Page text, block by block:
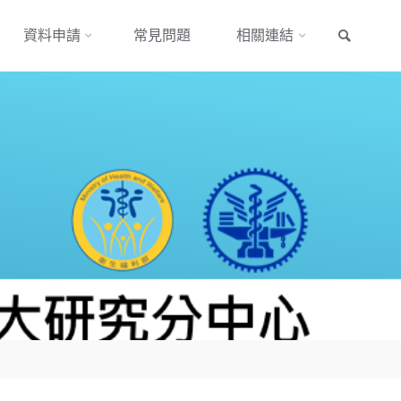
資料申請 常見問題 相關連結